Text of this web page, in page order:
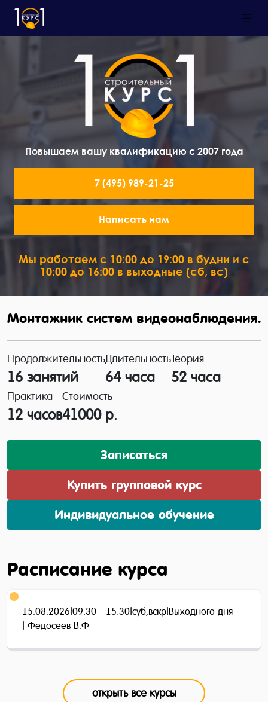
Повышаем вашу квалификацию с 2007 года
7 (495) 989-21-25
Написать нам
Мы работаем с 10:00 до 19:00 в будни и с
10:00 до 16:00 в выходные (сб, вс)
Монтажник систем видеонаблюдения.
Продолжительность
16 занятий
Длительность
64 часа
Теория
52 часа
Практика
12 часов
Стоимость
41000 р.
Записаться
Купить групповой курс
Индивидуальное обучение
Расписание курса
15.08.2026|09:30 - 15:30|суб,вскр|Выходного дня
| Федосеев В.Ф
открыть все курсы